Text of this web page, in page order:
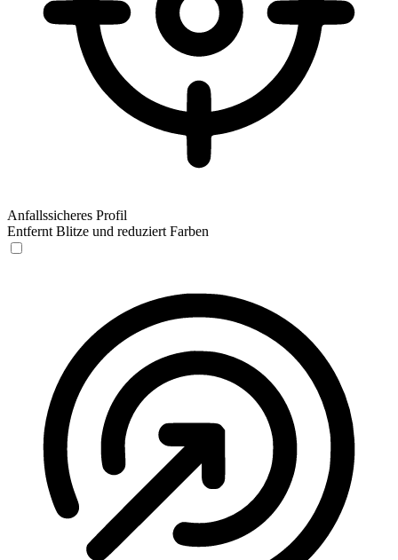
Anfallssicheres Profil
Entfernt Blitze und reduziert Farben